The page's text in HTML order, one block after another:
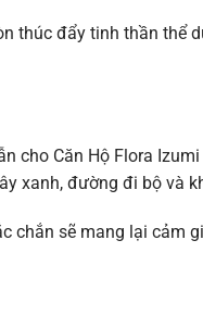
thúc đẩy tinh thần thể
cho Căn Hộ Flora
xanh, đường đi bộ và
chắn sẽ mang lại cảm